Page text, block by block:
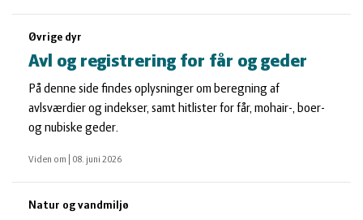
Øvrige dyr
Avl og registrering for får og geder
På denne side findes oplysninger om beregning af
avlsværdier og indekser, samt hitlister for får, mohair-, boer-
og nubiske geder.
Viden om 08. juni 2026
Natur og vandmiljø